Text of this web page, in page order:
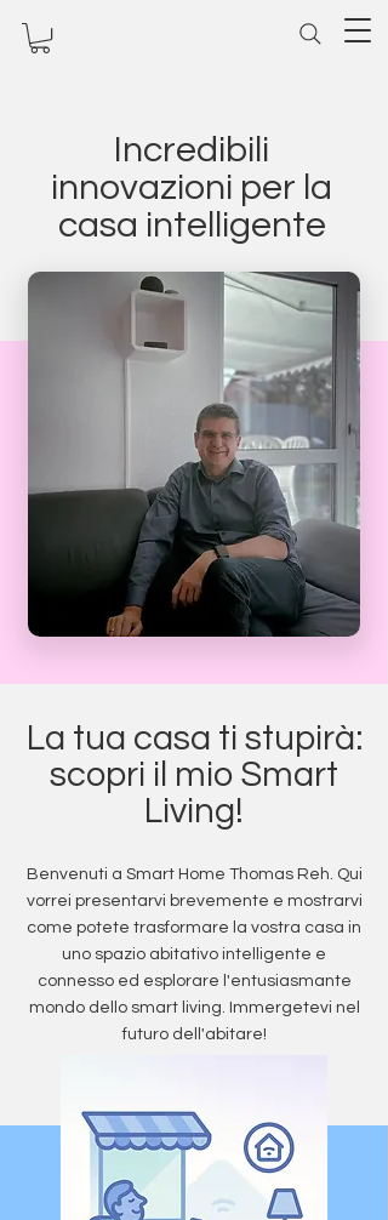
Incredibili
innovazioni per la
casa intelligente
La tua casa ti stupirà:
scopri il mio Smart
Living!
Benvenuti a Smart Home Thomas Reh. Qui
vorrei presentarvi brevemente e mostrarvi
come potete trasformare la vostra casa in
uno spazio abitativo intelligente e
connesso ed esplorare l'entusiasmante
mondo dello smart living. Immergetevi nel
futuro dell'abitare!